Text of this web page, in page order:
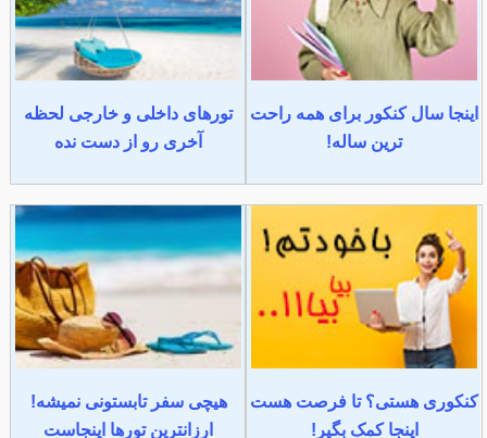
اینجا سال کنکور برای همه راحت
ترین ساله!
تورهای داخلی و خارجی لحظه
آخری رو از دست نده
کنکوری هستی؟ تا فرصت هست
اینجا کمک بگیر!
هیچی سفر تابستونی نمیشه!
ارزانترین تورها اینجاست